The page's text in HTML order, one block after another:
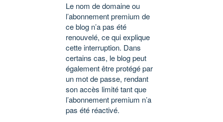
Le nom de domaine ou
l’abonnement premium de
ce blog n’a pas été
renouvelé, ce qui explique
cette interruption. Dans
certains cas, le blog peut
également être protégé par
un mot de passe, rendant
son accès limité tant que
l’abonnement premium n’a
pas été réactivé.